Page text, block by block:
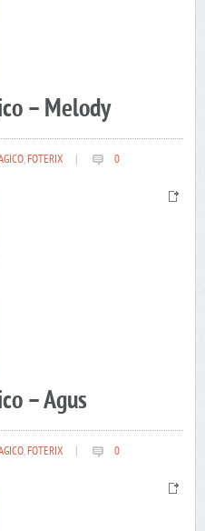
– Melody
,FOTERIX 0
– Agus
,FOTERIX 0